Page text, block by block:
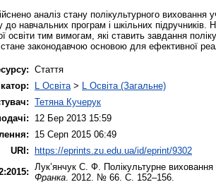
аналіз стану полікультурного виховання
до навчальних програм і шкільних підручників.
освіти тим вимогам, які ставить завдання
законодавчою основою для ефективної
Стаття
L Освіта > L Освіта (Загальне)
Тетяна Кучерук
12 Бер 2013 15:59
15 Серп 2015 06:49
URI: https://eprints.zu.edu.ua/id/eprint/9302
Лук’янчук С. Ф. Полікультурне виховання
Франка . 2012. № 66. С. 152–156.